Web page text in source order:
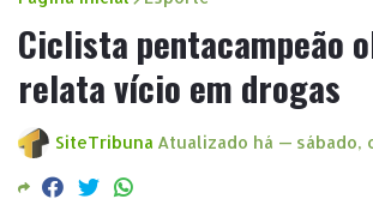
Ciclista pentacampeão
relata vício em drogas
SiteTribuna Atualizado há — sábado,